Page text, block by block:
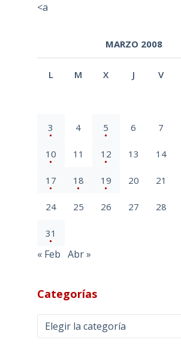
<a
MARZO 2008
L M X J V
3 4 5 6 7
10 11 12 13 14
17 18 19 20 21
24 25 26 27 28
31
« Feb Abr »
Categorías
Categorías